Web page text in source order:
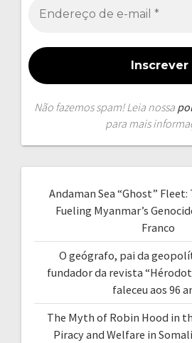
Não fazemos spam! Leia nossa
para mais
Andaman Sea “Ghost”
Fueling Myanmar’s
Franco
O geógrafo, pai da
fundador da revista
faleceu aos 96
The Myth of Robin Hood in
Piracy and Welfare in